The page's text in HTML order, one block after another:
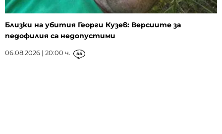
Близки на убития Георги Кузев: Версиите за
педофилия са недопустими
06.08.2026 | 20:00 ч. 44